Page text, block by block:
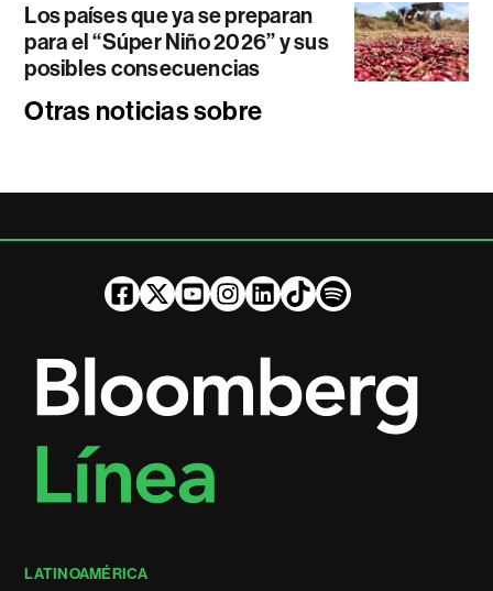
Los países que ya se preparan
para el “Súper Niño 2026” y sus
posibles consecuencias
Otras noticias sobre
LATINOAMÉRICA